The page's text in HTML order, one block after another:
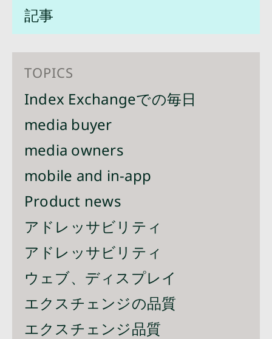
記事
TOPICS
Index Exchangeでの毎日
media buyer
media owners
mobile and in-app
Product news
アドレッサビリティ
アドレッサビリティ
ウェブ、ディスプレイ
エクスチェンジの品質
エクスチェンジ品質